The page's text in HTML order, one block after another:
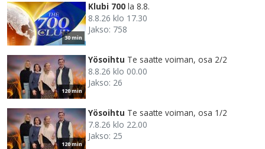
30 min
Klubi 700 la 8.8.
8.8.26 klo 17.30
Jakso: 758
120 min
Yösoihtu Te saatte voiman, osa 2/2
8.8.26 klo 00.00
Jakso: 26
120 min
Yösoihtu Te saatte voiman, osa 1/2
7.8.26 klo 22.00
Jakso: 25